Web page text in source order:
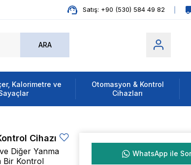
Satış: +90 (530) 584 49 82
Kalorimetre ve
Otomasyon & Kontrol
Cihazları
Cihazı
Diğer Yanma
Bir Kontrol
WhatsApp ile